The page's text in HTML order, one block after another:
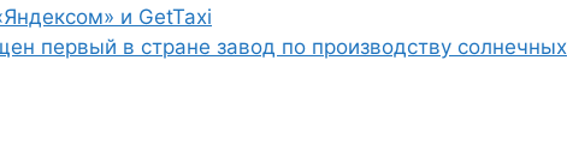
и GetTaxi
первый в стране завод по производству солнечных